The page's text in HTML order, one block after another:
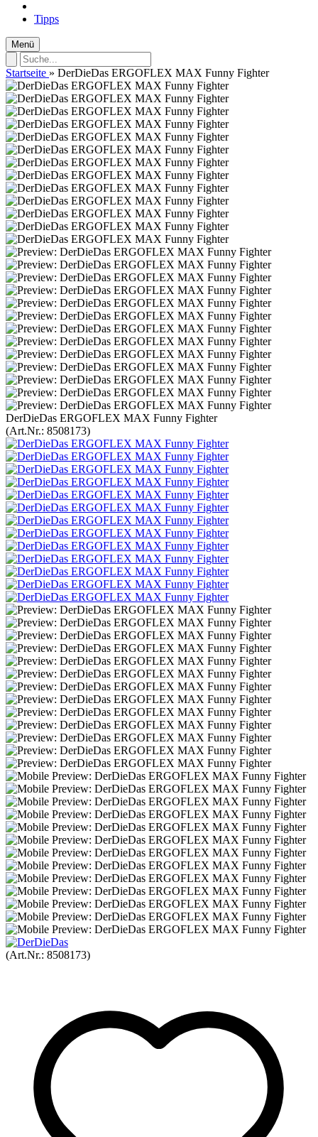
Tipps
Menü
Startseite » DerDieDas ERGOFLEX MAX Funny Fighter
DerDieDas ERGOFLEX MAX Funny Fighter
(Art.Nr.: 8508173)
(Art.Nr.: 8508173)